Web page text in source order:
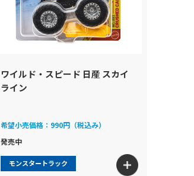
ワイルド・スピード 日産 スカイ
ライン
希望小売価格： 990円（税込み）
発売中
モンスタートラック